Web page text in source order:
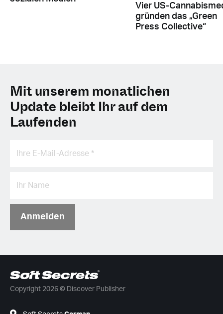
Vier US-
gründen das „Green
Press Collective“
Mit unserem monatlichen
Update bleibt Ihr auf dem
Laufenden
Anmelden
Copyright 2026 © Discover Publisher